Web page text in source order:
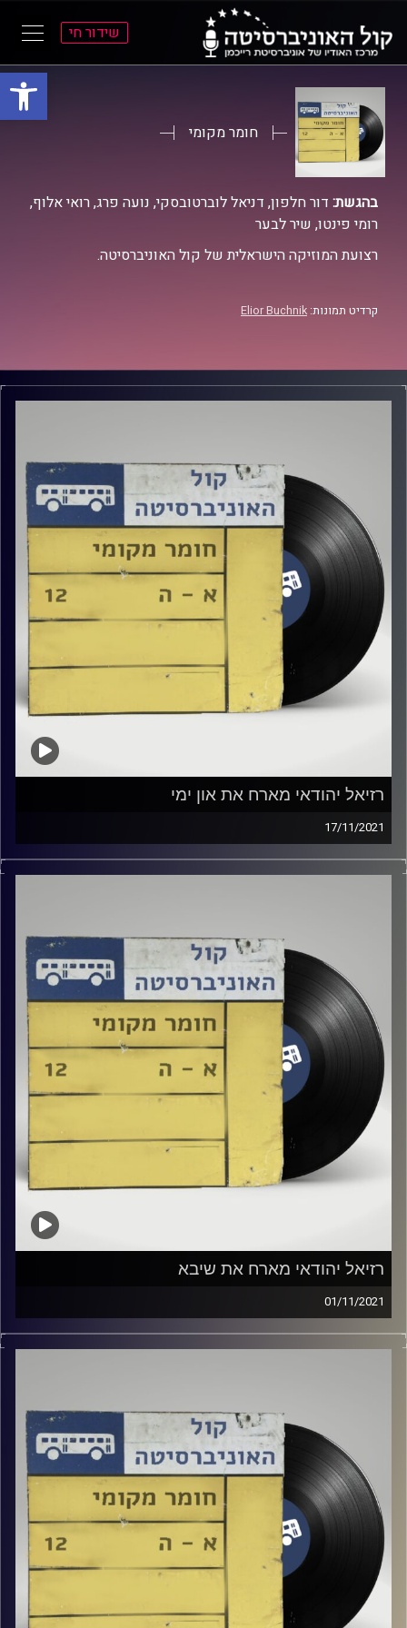
פתח
הראשי
הראשי
שידור חי
חומר מקומי
בהגשת: דור חלפון, דניאל לוברטובסקי, נועה פרג, רואי אלוף,
רומי פינטו, שיר לבער
רצועת המוזיקה הישראלית של קול האוניברסיטה.
קרדיט תמונות: Elior Buchnik
רזיאל יהודאי מארח את און ימי
17/11/2021
שעה של מוזיקה ישראלית עם רזיאל יהודאי.
Elior Buchnik
רזיאל יהודאי מארח את שיבא
01/11/2021
שעה של מוזיקה ישראלית עם רזיאל יהודאי.
Elior Buchnik